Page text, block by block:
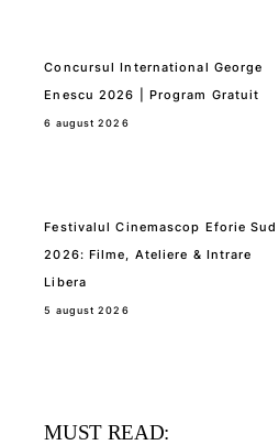
Concursul International George
Enescu 2026 | Program Gratuit
6 august 2026
Festivalul Cinemascop Eforie Sud
2026: Filme, Ateliere & Intrare
Libera
5 august 2026
MUST READ: